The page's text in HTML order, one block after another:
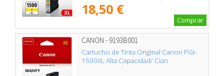
18,50 €
Comprar
CANON - 9193B001
Cartucho de Tinta Original Canon PGI-
1500XL Alta Capacidad/ Cian